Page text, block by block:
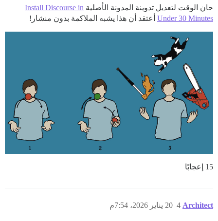
حان الوقت لتعديل تدوينة المدونة الأصلية Install Discourse in
Under 30 Minutes أعتقد أن هذا يشبه الملاكمة بدون منشار!
15 إعجابًا
Architect 20 يناير 2026، 7:54م 4